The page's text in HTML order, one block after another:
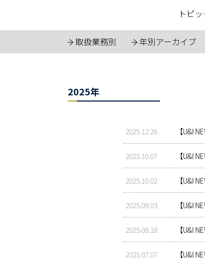
トピ
取扱業務別 年別アーカイブ
2025年
2025.12.26 【U&I
2025.10.07 【U&I
2025.10.02 【U&I
2025.09.03 【U&I
2025.08.18 【U&I
2025.07.07 【U&I